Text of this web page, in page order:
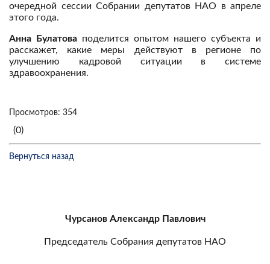
очередной сессии Собрании депутатов НАО в апреле
этого года.
Анна Булатова поделится опытом нашего субъекта и
расскажет, какие меры действуют в регионе по
улучшению кадровой ситуации в системе
здравоохранения.
Просмотров: 354
(0)
Вернуться назад
Чурсанов Александр Павлович
Председатель Собрания депутатов НАО